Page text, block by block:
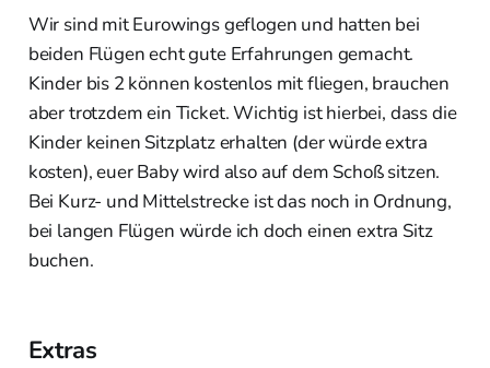
Wir sind mit Eurowings geflogen und hatten bei
beiden Flügen echt gute Erfahrungen gemacht.
Kinder bis 2 können kostenlos mit fliegen, brauchen
aber trotzdem ein Ticket. Wichtig ist hierbei, dass die
Kinder keinen Sitzplatz erhalten (der würde extra
kosten), euer Baby wird also auf dem Schoß sitzen.
Bei Kurz- und Mittelstrecke ist das noch in Ordnung,
bei langen Flügen würde ich doch einen extra Sitz
buchen.
Extras